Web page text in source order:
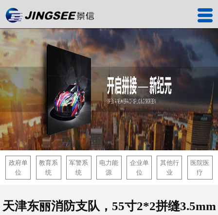
产品中心
工程案例
解决方案
服务中心
关于我们
联系我们
景信商城
政府单
位
教育系
统
军警系
统
电力能
源
企业单
位
其他行
业
医院医
疗
天津东丽消防支队，55寸2*2拼缝3.5mm